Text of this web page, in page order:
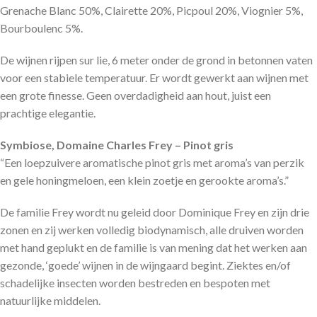
Grenache Blanc 50%, Clairette 20%, Picpoul 20%, Viognier 5%,
Bourboulenc 5%.
De wijnen rijpen sur lie, 6 meter onder de grond in betonnen vaten
voor een stabiele temperatuur. Er wordt gewerkt aan wijnen met
een grote finesse. Geen overdadigheid aan hout, juist een
prachtige elegantie.
Symbiose, Domaine Charles Frey – Pinot gris
“Een loepzuivere aromatische pinot gris met aroma’s van perzik
en gele honingmeloen,een klein zoetje en gerookte aroma’s.”
De familie Frey wordt nu geleid door Dominique Frey en zijn drie
zonen en zij werken volledig biodynamisch, alle druiven worden
met hand geplukt en de familie is van mening dat het werken aan
gezonde, ‘goede’ wijnen in de wijngaard begint. Ziektes en/of
schadelijke insecten worden bestreden en bespoten met
natuurlijke middelen.